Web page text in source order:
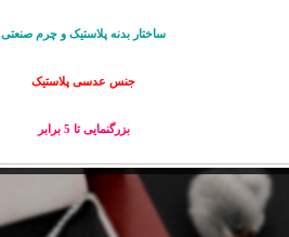
ساختار بدنه پلاستیک و چرم صنعتی
جنس عدسی پلاستیک
بزرگنمایی تا 5 برابر